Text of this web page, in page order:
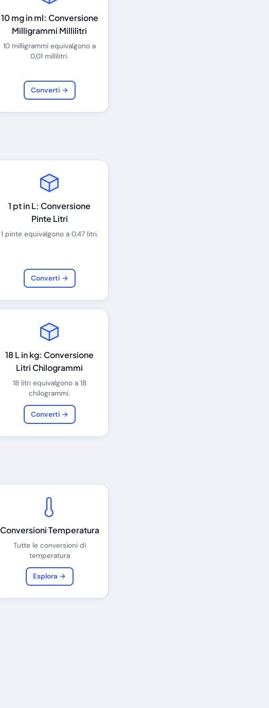
10 mg in ml: Conversione
Milligrammi Millilitri
10 milligrammi equivalgono a
0,01 millilitri.
Converti →
1 pt in L: Conversione
Pinte Litri
1 pinte equivalgono a 0,47 litri.
Converti →
18 L in kg: Conversione
Litri Chilogrammi
18 litri equivalgono a 18
chilogrammi.
Converti →
Conversioni Temperatura
Tutte le conversioni di
temperatura
Esplora →